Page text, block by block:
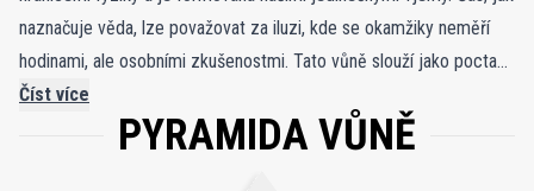
naznačuje věda, lze považovat za iluzi, kde se okamžiky neměří
hodinami, ale osobními zkušenostmi. Tato vůně slouží jako pocta
pomíjivé a omezené povaze života, odráží moudrost „Carpe diem“
a nabádá nás, abychom si vychutnávali každou minutu. Tempfluo se
Číst více
PYRAMIDA VŮNĚ